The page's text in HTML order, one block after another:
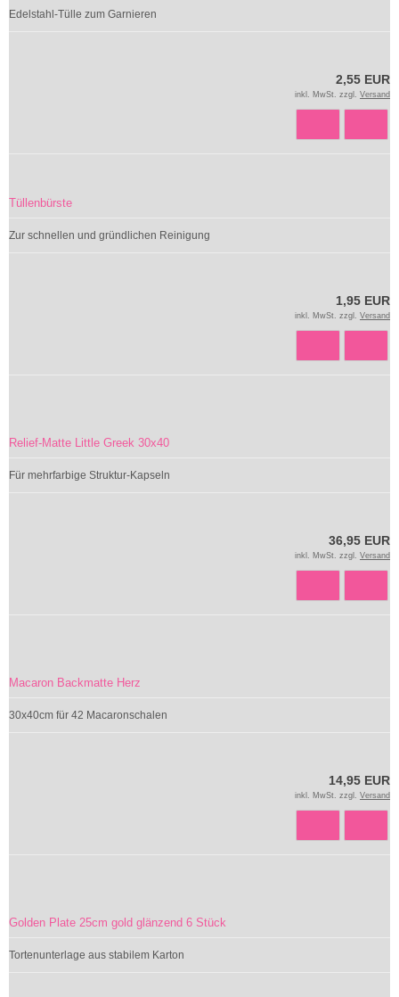
Edelstahl-Tülle zum Garnieren
2,55 EUR
inkl. MwSt. zzgl. Versand
Tüllenbürste
Zur schnellen und gründlichen Reinigung
1,95 EUR
inkl. MwSt. zzgl. Versand
Relief-Matte Little Greek 30x40
Für mehrfarbige Struktur-Kapseln
36,95 EUR
inkl. MwSt. zzgl. Versand
Macaron Backmatte Herz
30x40cm für 42 Macaronschalen
14,95 EUR
inkl. MwSt. zzgl. Versand
Golden Plate 25cm gold glänzend 6 Stück
Tortenunterlage aus stabilem Karton